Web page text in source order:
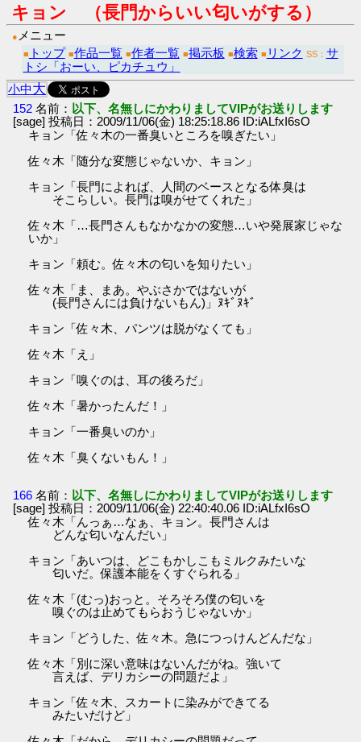
キョン （長門からいい匂いがする）
● メニュー
■ トップ ■作品一覧 ■作者一覧 ■掲示板 ■検索 ■ リンク SS： サ
トシ「おーい、ピカチュウ」
小中大
152 名前： 以下、名無しにかわりましてVIPがお送りします
[sage] 投稿日：2009/11/06(金) 18:25:18.86 ID:iALfxI6sO
キョン「佐々木の一番臭いところを嗅ぎたい」
佐々木「随分な変態じゃないか、キョン」
キョン「長門によれば、人間のベースとなる体臭は
そこらしい。長門は嗅がせてくれた」
佐々木「…長門さんもなかなかの変態…いや発展家じゃな
いか」
キョン「頼む。佐々木の匂いを知りたい」
佐々木「ま、まあ。やぶさかではないが
(長門さんには負けないもん)」ﾇｷﾞﾇｷﾞ
キョン「佐々木、パンツは脱がなくても」
佐々木「え」
キョン「嗅ぐのは、耳の後ろだ」
佐々木「暑かったんだ！」
キョン「一番臭いのか」
佐々木「臭くないもん！」
166 名前： 以下、名無しにかわりましてVIPがお送りします
[sage] 投稿日：2009/11/06(金) 22:40:40.06 ID:iALfxI6sO
佐々木「んっぁ…なぁ、キョン。長門さんは
どんな匂いなんだい」
キョン「あいつは、どこもかしこもミルクみたいな
匂いだ。保護本能をくすぐられる」
佐々木「(むっ)おっと。そろそろ僕の匂いを
嗅ぐのは止めてもらおうじゃないか」
キョン「どうした、佐々木。急につっけんどんだな」
佐々木「別に深い意味はないんだがね。強いて
言えば、デリカシーの問題だよ」
キョン「佐々木、スカートに染みができてる
みたいだけど」